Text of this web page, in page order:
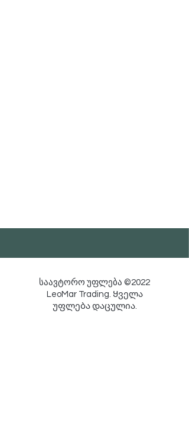
საავტორო უფლება ©2022
LeoMar Trading. Ყველა
უფლება დაცულია.